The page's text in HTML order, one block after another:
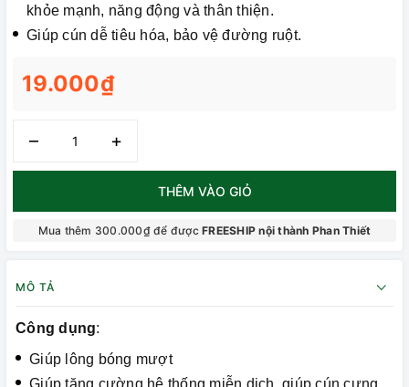
khỏe mạnh, năng động và thân thiện.
Giúp cún dễ tiêu hóa, bảo vệ đường ruột.
19.000₫
– +
THÊM VÀO GIỎ
Mua thêm 300.000₫ để đượcFREESHIP nội thành Phan Thiết
MÔ TẢ
Công dụng:
Giúp lông bóng mượt
Giúp tăng cường hệ thống miễn dịch, giúp cún cưng